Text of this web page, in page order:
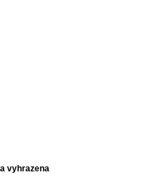
vyhrazena